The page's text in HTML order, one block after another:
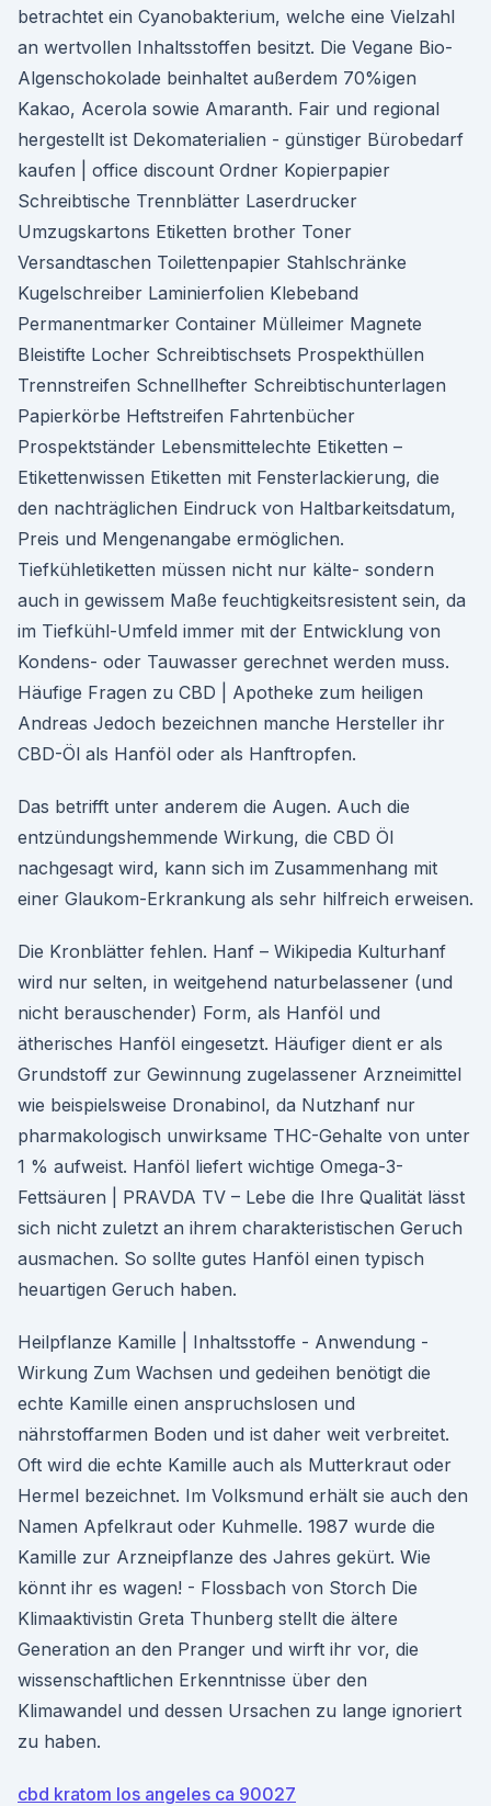
betrachtet ein Cyanobakterium, welche eine Vielzahl
an wertvollen Inhaltsstoffen besitzt. Die Vegane Bio-
Algenschokolade beinhaltet außerdem 70%igen
Kakao, Acerola sowie Amaranth. Fair und regional
hergestellt ist Dekomaterialien - günstiger Bürobedarf
kaufen | office discount Ordner Kopierpapier
Schreibtische Trennblätter Laserdrucker
Umzugskartons Etiketten brother Toner
Versandtaschen Toilettenpapier Stahlschränke
Kugelschreiber Laminierfolien Klebeband
Permanentmarker Container Mülleimer Magnete
Bleistifte Locher Schreibtischsets Prospekthüllen
Trennstreifen Schnellhefter Schreibtischunterlagen
Papierkörbe Heftstreifen Fahrtenbücher
Prospektständer Lebensmittelechte Etiketten –
Etikettenwissen Etiketten mit Fensterlackierung, die
den nachträglichen Eindruck von Haltbarkeitsdatum,
Preis und Mengenangabe ermöglichen.
Tiefkühletiketten müssen nicht nur kälte- sondern
auch in gewissem Maße feuchtigkeitsresistent sein, da
im Tiefkühl-Umfeld immer mit der Entwicklung von
Kondens- oder Tauwasser gerechnet werden muss.
Häufige Fragen zu CBD | Apotheke zum heiligen
Andreas Jedoch bezeichnen manche Hersteller ihr
CBD-Öl als Hanföl oder als Hanftropfen.
Das betrifft unter anderem die Augen. Auch die
entzündungshemmende Wirkung, die CBD Öl
nachgesagt wird, kann sich im Zusammenhang mit
einer Glaukom-Erkrankung als sehr hilfreich erweisen.
Die Kronblätter fehlen. Hanf – Wikipedia Kulturhanf
wird nur selten, in weitgehend naturbelassener (und
nicht berauschender) Form, als Hanföl und
ätherisches Hanföl eingesetzt. Häufiger dient er als
Grundstoff zur Gewinnung zugelassener Arzneimittel
wie beispielsweise Dronabinol, da Nutzhanf nur
pharmakologisch unwirksame THC-Gehalte von unter
1 % aufweist. Hanföl liefert wichtige Omega-3-
Fettsäuren | PRAVDA TV – Lebe die Ihre Qualität lässt
sich nicht zuletzt an ihrem charakteristischen Geruch
ausmachen. So sollte gutes Hanföl einen typisch
heuartigen Geruch haben.
Heilpflanze Kamille | Inhaltsstoffe - Anwendung -
Wirkung Zum Wachsen und gedeihen benötigt die
echte Kamille einen anspruchslosen und
nährstoffarmen Boden und ist daher weit verbreitet.
Oft wird die echte Kamille auch als Mutterkraut oder
Hermel bezeichnet. Im Volksmund erhält sie auch den
Namen Apfelkraut oder Kuhmelle. 1987 wurde die
Kamille zur Arzneipflanze des Jahres gekürt. Wie
könnt ihr es wagen! - Flossbach von Storch Die
Klimaaktivistin Greta Thunberg stellt die ältere
Generation an den Pranger und wirft ihr vor, die
wissenschaftlichen Erkenntnisse über den
Klimawandel und dessen Ursachen zu lange ignoriert
zu haben.
cbd kratom los angeles ca 90027